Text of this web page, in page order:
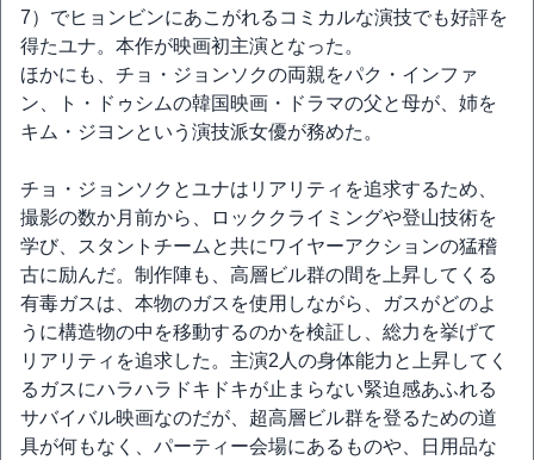
7）でヒョンビンにあこがれるコミカルな演技でも好評を
得たユナ。本作が映画初主演となった。
ほかにも、チョ・ジョンソクの両親をパク・インファ
ン、ト・ドゥシムの韓国映画・ドラマの父と母が、姉を
キム・ジヨンという演技派女優が務めた。
チョ・ジョンソクとユナはリアリティを追求するため、
撮影の数か月前から、ロッククライミングや登山技術を
学び、スタントチームと共にワイヤーアクションの猛稽
古に励んだ。制作陣も、高層ビル群の間を上昇してくる
有毒ガスは、本物のガスを使用しながら、ガスがどのよ
うに構造物の中を移動するのかを検証し、総力を挙げて
リアリティを追求した。主演2人の身体能力と上昇してく
るガスにハラハラドキドキが止まらない緊迫感あふれる
サバイバル映画なのだが、超高層ビル群を登るための道
具が何もなく、パーティー会場にあるものや、日用品な